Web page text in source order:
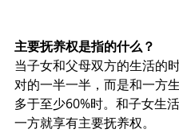
主要抚养权是指的什么？
当子女和父母双方的生活的
对的一半一半，而是和一方
多于至少60%时。和子女生
一方就享有主要抚养权。